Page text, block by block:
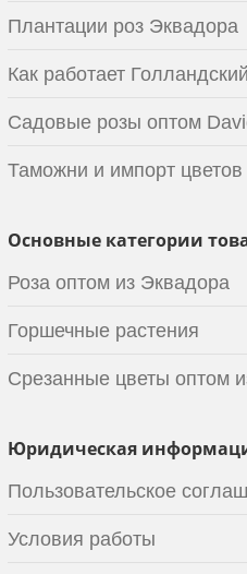
Плантации роз Эквадора
Как работает
Садовые розы оптом
Таможни и импорт
Основные категории
Роза оптом из Эквадора
Горшечные растения
Срезанные цветы оптом
Юридическая
Пользовательское
Условия работы